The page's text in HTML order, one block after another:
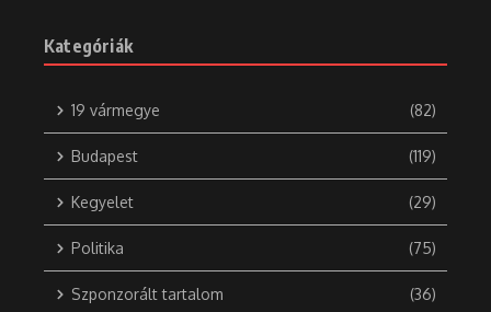
Kategóriák
19 vármegye (82)
Budapest (119)
Kegyelet (29)
Politika (75)
Szponzorált tartalom (36)